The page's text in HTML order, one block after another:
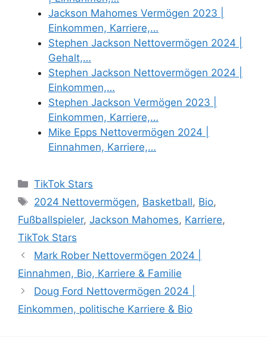
Jackson Mahomes Vermögen 2023 |
Einkommen, Karriere,…
Stephen Jackson Nettovermögen 2024 |
Gehalt,…
Stephen Jackson Nettovermögen 2024 |
Einkommen,…
Stephen Jackson Vermögen 2023 |
Einkommen, Karriere,…
Mike Epps Nettovermögen 2024 |
Einnahmen, Karriere,…
Categories
TikTok Stars
Tags
2024 Nettovermögen, Basketball, Bio,
Fußballspieler, Jackson Mahomes, Karriere,
TikTok Stars
Mark Rober Nettovermögen 2024 |
Einnahmen, Bio, Karriere & Familie
Doug Ford Nettovermögen 2024 |
Einkommen, politische Karriere & Bio